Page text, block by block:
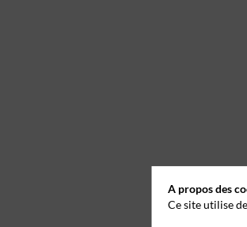
A propos des
Ce site utilise